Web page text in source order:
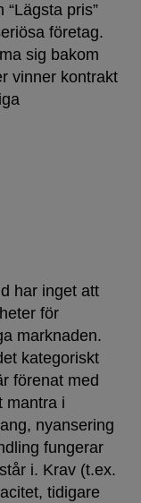
pris”
företag.
sig bakom
vinner kontrakt
har inget att
för
marknaden.
kategoriskt
förenat med
mantra i
nyansering
fungerar
i. Krav (t.ex.
tidigare